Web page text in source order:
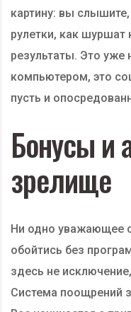
картину: вы
рулетки, как шуршат
результаты. Это уже
компьютером, это
пусть и
Бонусы и
зрелище
Ни одно уважающее
обойтись без
здесь не
Система поощрений